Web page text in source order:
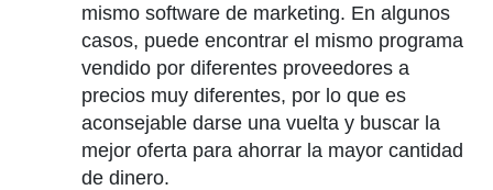
mismo software de marketing. En algunos
casos, puede encontrar el mismo programa
vendido por diferentes proveedores a
precios muy diferentes, por lo que es
aconsejable darse una vuelta y buscar la
mejor oferta para ahorrar la mayor cantidad
de dinero.